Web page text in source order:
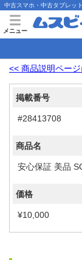
中古スマホ・中古タブレッ
メニュー
<< 商品説明ペー
掲載番号
#28413708
商品名
安心保証 美品
価格
¥10,000